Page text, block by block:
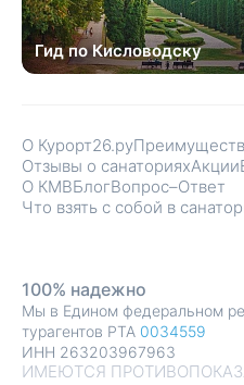
Гид по Кисловодску
О Курорт26.ру
Отзывы о санаторияхАкции
О КМВБлогВопрос–Ответ
Что взять с собой в
ИМЕЮТСЯ
100% надежно
Мы в Едином федеральном
турагентов РТА 0034559
ИНН 263203967963